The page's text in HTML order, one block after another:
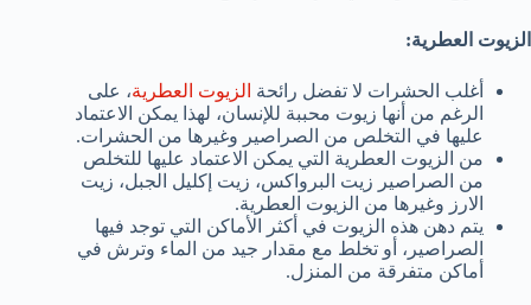
الزيوت العطرية:
أغلب الحشرات لا تفضل رائحة الزيوت العطرية، على
الرغم من أنها زيوت محببة للإنسان، لهذا يمكن الاعتماد
عليها في التخلص من الصراصير وغيرها من الحشرات.
من الزيوت العطرية التي يمكن الاعتماد عليها للتخلص
من الصراصير زيت البرواكس، زيت إكليل الجبل، زيت
الارز وغيرها من الزيوت العطرية.
يتم دهن هذه الزيوت في أكثر الأماكن التي توجد فيها
الصراصير، أو تخلط مع مقدار جيد من الماء وترش في
أماكن متفرقة من المنزل.